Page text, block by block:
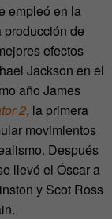
empleó en la
producción de
efectos
Jackson en el
año James
2, la primera
movimientos
Después
llevó el Óscar a
y Scot Ross